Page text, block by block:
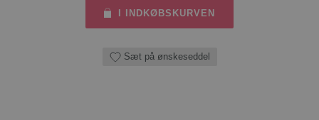
I INDKØBSKURVEN
Sæt på ønskeseddel